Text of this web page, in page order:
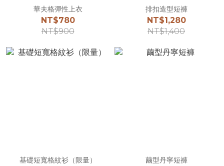
華夫格彈性上衣
NT$780
NT$900
排扣造型短褲
NT$1,280
NT$1,400
基礎短寬格紋衫（限量） 繭型丹寧短褲